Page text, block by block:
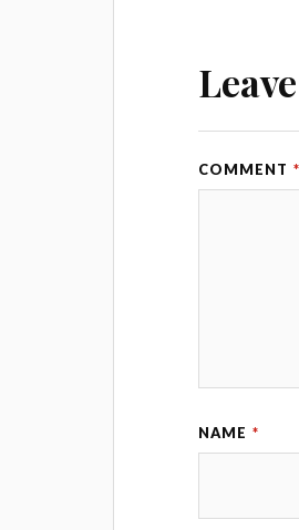
COMMENT *
NAME *